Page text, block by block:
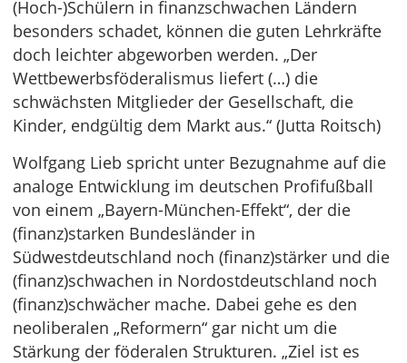
(Hoch-)Schülern in finanzschwachen Ländern
besonders schadet, können die guten Lehrkräfte
doch leichter abgeworben werden. „Der
Wettbewerbsföderalismus liefert (…) die
schwächsten Mitglieder der Gesellschaft, die
Kinder, endgültig dem Markt aus.“ (Jutta Roitsch)
Wolfgang Lieb spricht unter Bezugnahme auf die
analoge Entwicklung im deutschen Profifußball
von einem „Bayern-München-Effekt“, der die
(finanz)starken Bundesländer in
Südwestdeutschland noch (finanz)stärker und die
(finanz)schwachen in Nordostdeutschland noch
(finanz)schwächer mache. Dabei gehe es den
neoliberalen „Reformern“ gar nicht um die
Stärkung der föderalen Strukturen. „Ziel ist es